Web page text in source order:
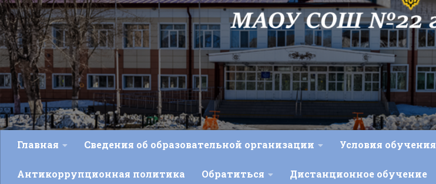
Главная Сведения об образовательной организации Условия обучения
Антикоррупционная политика Обратиться Дистанционное обучение